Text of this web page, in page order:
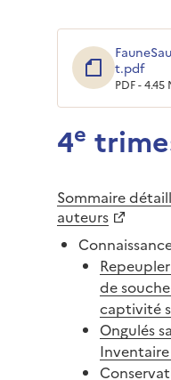
t.pdf
PDF - 4.45
4e
Sommaire
auteurs
de
captivité
Ongulés